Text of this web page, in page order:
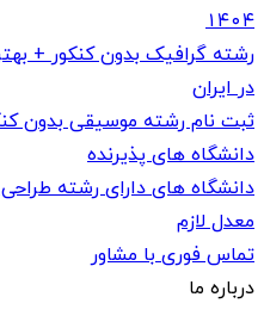
۱۴۰۴
رشته گرافیک بدون کنکور +
در ایران
ثبت نام رشته موسیقی بدون
دانشگاه های پذیرنده
دانشگاه های دارای رشته
معدل لازم
تماس فوری با مشاور
درباره ما